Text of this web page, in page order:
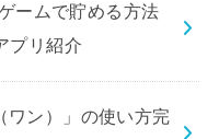
ームで貯める方法
プリ紹介
ワン）」の使い方完